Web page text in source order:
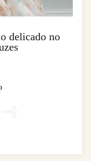
delicado no